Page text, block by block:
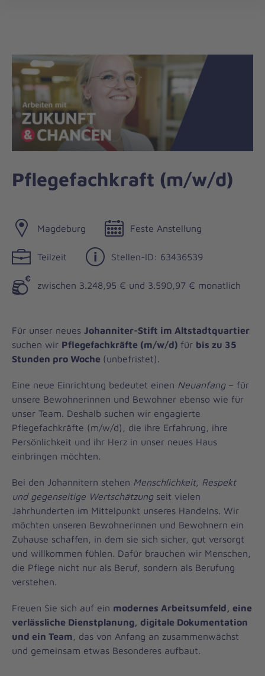
Pflegefachkraft (m/w/d)
Magdeburg Feste Anstellung
Teilzeit Stellen-ID: 63436539
zwischen 3.248,95 € und 3.590,97 € monatlich
Für unser neues Johanniter-Stift im Altstadtquartier
suchen wir Pflegefachkräfte (m/w/d) für bis zu 35
Stunden pro Woche (unbefristet).
Eine neue Einrichtung bedeutet einen Neuanfang – für
unsere Bewohnerinnen und Bewohner ebenso wie für
unser Team. Deshalb suchen wir engagierte
Pflegefachkräfte (m/w/d), die ihre Erfahrung, ihre
Persönlichkeit und ihr Herz in unser neues Haus
einbringen möchten.
Bei den Johannitern stehen Menschlichkeit, Respekt
und gegenseitige Wertschätzungseit vielen
Jahrhunderten im Mittelpunkt unseres Handelns. Wir
möchten unseren Bewohnerinnen und Bewohnern ein
Zuhause schaffen, in dem sie sich sicher, gut versorgt
und willkommen fühlen. Dafür brauchen wir Menschen,
die Pflege nicht nur als Beruf, sondern als Berufung
verstehen.
Freuen Sie sich auf ein modernes Arbeitsumfeld, eine
verlässliche Dienstplanung, digitale Dokumentation
und ein Team , das von Anfang an zusammenwächst
und gemeinsam etwas Besonderes aufbaut.